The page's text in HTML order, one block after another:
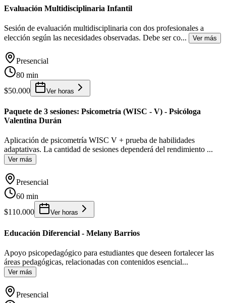
Evaluación Multidisciplinaria Infantil
Sesión de evaluación multidisciplinaria con dos profesionales a
elección según las necesidades observadas. Debe ser co... Ver más
Presencial
80 min
$50.000
Ver horas
Paquete de 3 sesiones: Psicometría (WISC - V) - Psicóloga
Valentina Durán
Aplicación de psicometría WISC V + prueba de habilidades
adaptativas. La cantidad de sesiones dependerá del rendimiento ...
Ver más
Presencial
60 min
$110.000
Ver horas
Educación Diferencial - Melany Barrios
Apoyo psicopedagógico para estudiantes que deseen fortalecer las
áreas pedagógicas, relacionadas con contenidos esencial...
Ver más
Presencial